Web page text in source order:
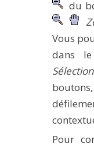
du
Vous
dans
Sélection
Pour